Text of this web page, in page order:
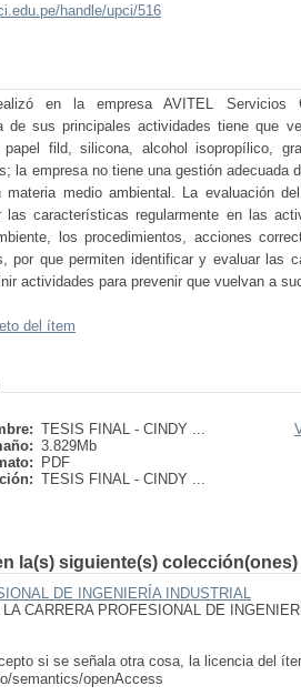
handle/upci/516
en la empresa AVITEL
de sus principales actividades tiene que
papel fild, silicona, alcohol isopropílico,
la empresa no tiene una gestión adecuada
materia medio ambiental. La evaluación
las características regularmente en las
los procedimientos, acciones
por que permiten identificar y evaluar las
actividades para prevenir que vuelvan a
del ítem
TESIS FINAL - CINDY ...
3.829Mb
PDF
TESIS FINAL - CINDY ...
la(s) siguiente(s) colección(ones)
DE INGENIERÍA INDUSTRIAL
CARRERA PROFESIONAL DE
si se señala otra cosa, la licencia del
semantics/openAccess